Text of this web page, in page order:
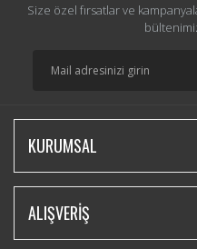
Size özel fırsatlar ve
KURUMSAL
ALIŞVERİŞ